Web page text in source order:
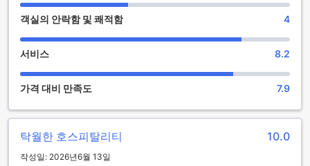
멋진 시간을 만들어 드립니다.
또한, 스파와 마사지 서비스를 통해 몸과 마음의 피로를 풀어보
설은 심신의 안정을 도와줍니다. 여유로운 정원과 공유 라운
지/TV 공간은 친구들과의 소중한 추억을 쌓기에 최적의 장소입
니다. 이곳에서 편안한 소파에 앉아 TV를 시청하거나, 아름다운
정원의 경치를 감상하며 하루의 피로를 잊어보세요.
파크 플라자 찬디가르 지락푸르의 스포츠 시설
파크 플라자 찬디가르 지락푸르에서는 활기찬 운동과 편안한
휴식을 동시에 즐길 수 있는 다양한 스포츠 시설을 제공합니다.
객실의 안락함 및 쾌적함 4
서비스 8.2
가격 대비 만족도 7.9
탁월한 호스피탈리티 10.0
작성일: 2026년6월 13일